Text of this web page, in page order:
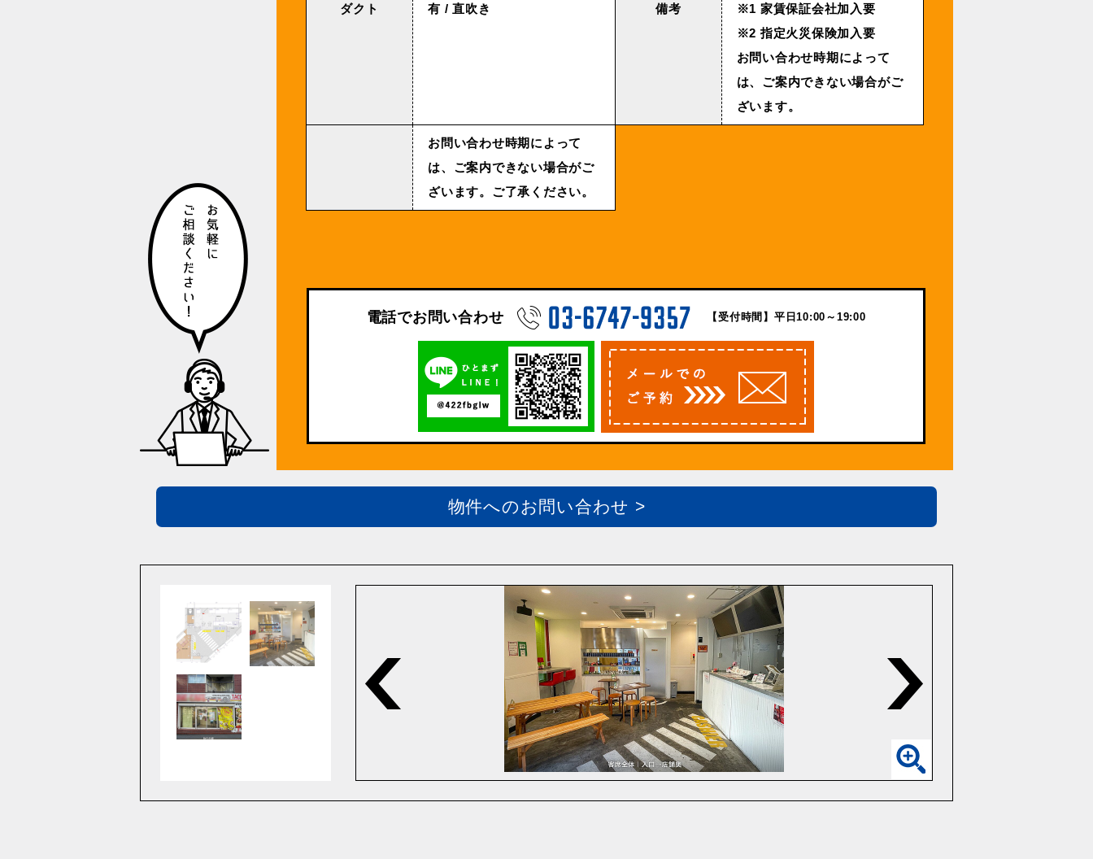
ダクト 有 / 直吹き 備考
※1 家賃保証会社加入要
※2 指定火災保険加入要
お問い合わせ時期によって
は、ご案内できない場合がご
ざいます。
お問い合わせ時期によって
は、ご案内できない場合がご
ざいます。ご了承ください。
電話でお問い合わせ 【受付時間】平日10:00～19:00
物件へのお問い合わせ >